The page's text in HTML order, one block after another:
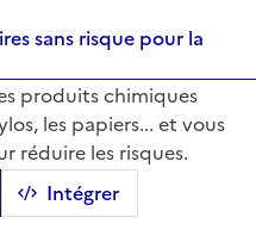
Intégrer
sans risque pour la
produits chimiques
les papiers... et vous
réduire les risques.